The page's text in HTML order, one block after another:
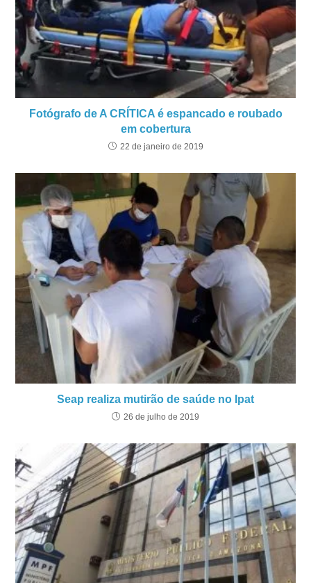
Fotógrafo de A CRÍTICA é espancado e roubado
em cobertura
22 de janeiro de 2019
Seap realiza mutirão de saúde no Ipat
26 de julho de 2019